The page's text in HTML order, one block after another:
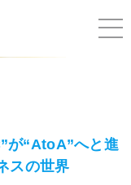
が“AtoA”へと進
スの世界